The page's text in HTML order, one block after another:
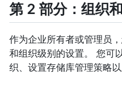
第 2 部分：组织
作为企业所有者或管理员
和组织级别的设置。 您可
织、设置存储库管理策略以